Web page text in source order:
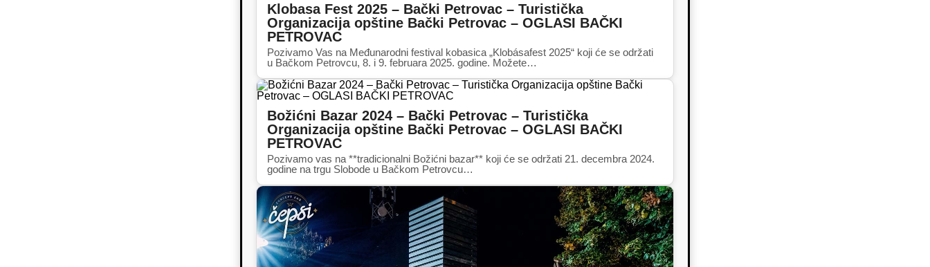
Klobasa Fest 2025 – Bački Petrovac – Turistička
Organizacija opštine Bački Petrovac – OGLASI BAČKI
PETROVAC
Pozivamo Vas na Međunarodni festival kobasica „Klobásafest 2025“ koji će se održati
u Bačkom Petrovcu, 8. i 9. februara 2025. godine. Možete…
Božićni Bazar 2024 – Bački Petrovac – Turistička
Organizacija opštine Bački Petrovac – OGLASI BAČKI
PETROVAC
Pozivamo vas na **tradicionalni Božićni bazar** koji će se održati 21. decembra 2024.
godine na trgu Slobode u Bačkom Petrovcu…